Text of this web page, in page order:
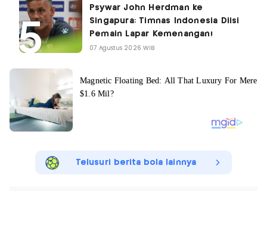
Psywar John Herdman ke
Singapura: Timnas Indonesia Diisi
Pemain Lapar Kemenangan!
07 Agustus 2026 WIB
Telusuri berita bola lainnya